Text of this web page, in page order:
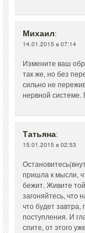
Михаил:
14.01.2015 в 07:14
Измените ваш
так же, но без
сильно не
нервной системе.
Татьяна:
15.01.2015 в 02:53
пришла к мысли,
бежит. Живите
загоняйтесь, что
что будет
поступления. И
спите, от этого